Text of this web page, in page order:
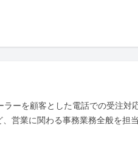
ーを顧客とした電話での受注対
営業に関わる事務業務全般を担